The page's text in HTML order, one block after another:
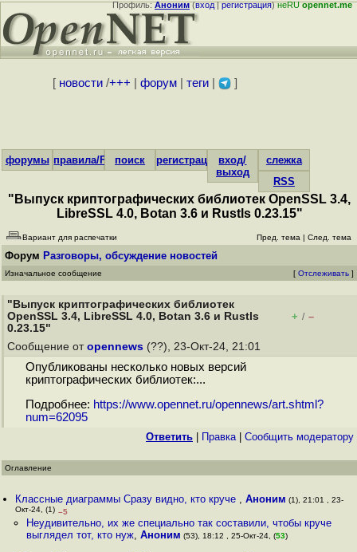
Профиль:Аноним(вход|регистрация)неRUopennet.me
[ новости/+++ форум| теги| ]
форумы правила/FAQпоиск регистрациявход/
выход
слежка
RSS
"Выпуск криптографических библиотек OpenSSL 3.4,
LibreSSL 4.0, Botan 3.6 и Rustls 0.23.15"
Вариант для распечатки Пред. тема | След. тема
Форум Разговоры, обсуждение новостей
Изначальное сообщение [ Отслеживать ]
"Выпуск криптографических библиотек
OpenSSL 3.4, LibreSSL 4.0, Botan 3.6 и Rustls
0.23.15"
+ / –
Сообщение от opennews (??), 23-Окт-24, 21:01
Опубликованы несколько новых версий
криптографических библиотек:...
Подробнее: https://www.opennet.ru/opennews/art.shtml?
num=62095
Ответить Правка| Cообщить модератору
Оглавление
Классные диаграммы Сразу видно, кто круче ,Аноним (1), 21:01 , 23-
Окт-24, (1) –5
Неудивительно, их же специально так составили, чтобы круче
выглядел тот, кто нуж, Аноним (53), 18:12 , 25-Окт-24, (53)